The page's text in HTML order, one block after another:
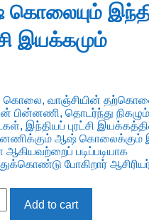
இயக்கமும்
வாஞ்சியின்
பின்னணி, தொடர்ந்து
இந்தியப் புரட்சி
ஆஷ் கொலைக்கும்
ஆகியவற்றைப் படிப்படியாக
போகிறார்
Add to cart